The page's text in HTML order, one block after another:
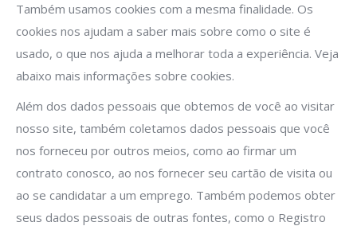
Também usamos cookies com a mesma finalidade. Os
cookies nos ajudam a saber mais sobre como o site é
usado, o que nos ajuda a melhorar toda a experiência. Veja
abaixo mais informações sobre cookies.
Além dos dados pessoais que obtemos de você ao visitar
nosso site, também coletamos dados pessoais que você
nos forneceu por outros meios, como ao firmar um
contrato conosco, ao nos fornecer seu cartão de visita ou
ao se candidatar a um emprego. Também podemos obter
seus dados pessoais de outras fontes, como o Registro